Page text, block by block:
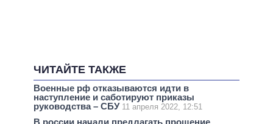
ЧИТАЙТЕ ТАКЖЕ
Военные рф отказываются идти в
наступление и саботируют приказы
руководства – СБУ 11 апреля 2022, 12:51